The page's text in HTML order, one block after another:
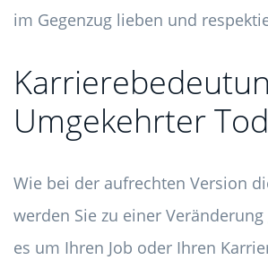
im Gegenzug lieben und
Umgekehrter Tod
Wie bei der aufrechten Version
werden Sie zu einer
es um Ihren Job oder Ihren